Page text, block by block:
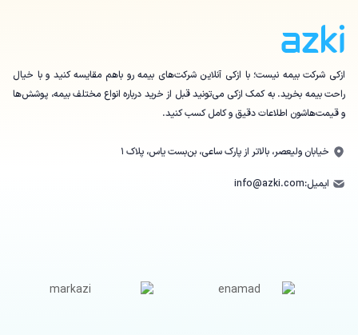
ازکی شرکت بیمه نیست؛ با ازکی آنلاین شرکت‌های بیمه رو باهم مقایسه کنید و با خیال
راحت بیمه بخرید. به کمک ازکی می‌تونید قبل از خرید درباره انواع مختلف بیمه، پوشش‌ها
و قیمت‌هاشون اطلاعات دقیق و کامل کسب کنید.
خیابان ولیعصر، بالاتر از پارک ساعی، بن‌بست یاس، پلاک ۱
ایمیل:info@azki.com